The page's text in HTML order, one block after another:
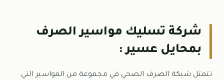
شركة تسليك مواسير الصرف
بمحايل عسير :
تتمثل شبكة الصرف الصحي في مجموعة من المواسير التي